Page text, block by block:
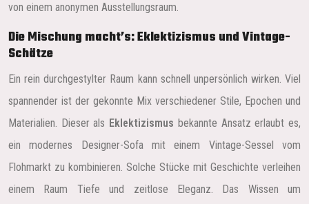
von einem anonymen Ausstellungsraum.
Die Mischung macht’s: Eklektizismus und Vintage-
Schätze
Ein rein durchgestylter Raum kann schnell unpersönlich wirken. Viel
spannender ist der gekonnte Mix verschiedener Stile, Epochen und
Materialien. Dieser als Eklektizismus bekannte Ansatz erlaubt es,
ein modernes Designer-Sofa mit einem Vintage-Sessel vom
Flohmarkt zu kombinieren. Solche Stücke mit Geschichte verleihen
einem Raum Tiefe und zeitlose Eleganz. Das Wissen um